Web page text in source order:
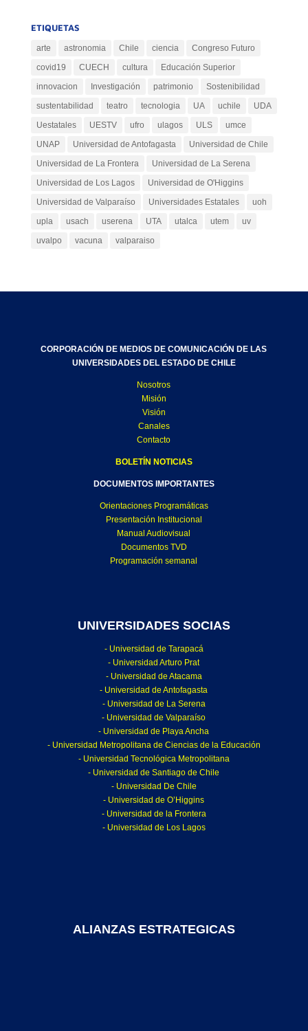
ETIQUETAS
arte astronomia Chile ciencia
Congreso Futuro
covid19
CUECH cultura
Educación Superior
innovacion
Investigación patrimonio
Sostenibilidad
sustentabilidad
teatro tecnologia UA uchile
UDA
Uestatales
UESTV ufro ulagos ULS
umce
UNAP
Universidad de Antofagasta
Universidad de Chile
Universidad de La Frontera
Universidad de La Serena
Universidad de Los Lagos
Universidad de O'Higgins
Universidad de Valparaíso
Universidades Estatales
uoh
upla
usach userena UTA utalca utem
uv
uvalpo
vacuna valparaiso
CORPORACIÓN DE MEDIOS DE COMUNICACIÓN DE LAS
UNIVERSIDADES DEL ESTADO DE CHILE
Nosotros
Misión
Visión
Canales
Contacto
BOLETÍN NOTICIAS
DOCUMENTOS IMPORTANTES
Orientaciones Programáticas
Presentación Institucional
Manual Audiovisual
Documentos TVD
Programación semanal
UNIVERSIDADES SOCIAS
- Universidad de Tarapacá
- Universidad Arturo Prat
- Universidad de Atacama
- Universidad de Antofagasta
- Universidad de La Serena
- Universidad de Valparaíso
- Universidad de Playa Ancha
- Universidad Metropolitana de Ciencias de la Educación
- Universidad Tecnológica Metropolitana
- Universidad de Santiago de Chile
- Universidad De Chile
- Universidad de O’Higgins
- Universidad de la Frontera
- Universidad de Los Lagos
ALIANZAS ESTRATEGICAS